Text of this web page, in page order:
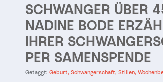
SCHWANGER ÜBER
NADINE BODE
IHRER
PER SAMENSPENDE
Getaggt: Geburt Schwangerschaft Stillen